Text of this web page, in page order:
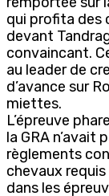
qui profita des
devant
convaincant.
au leader de
d’avance sur
miettes.
L’épreuve
la GRA
règlements
chevaux
dans les